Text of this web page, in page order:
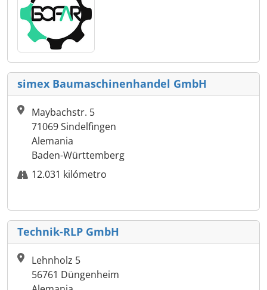
simex Baumaschinenhandel GmbH
Maybachstr. 5
71069 Sindelfingen
Alemania
Baden-Württemberg
12.031 kilómetro
Technik-RLP GmbH
Lehnholz 5
56761 Düngenheim